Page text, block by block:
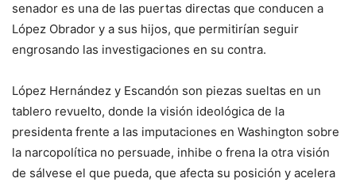
senador es una de las puertas directas que conducen a
López Obrador y a sus hijos, que permitirían seguir
engrosando las investigaciones en su contra.
López Hernández y Escandón son piezas sueltas en un
tablero revuelto, donde la visión ideológica de la
presidenta frente a las imputaciones en Washington sobre
la narcopolítica no persuade, inhibe o frena la otra visión
de sálvese el que pueda, que afecta su posición y acelera